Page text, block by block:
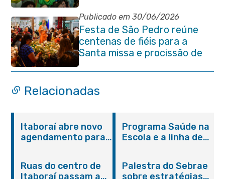
Publicado em 30/06/2026
Festa de São Pedro reúne
centenas de fiéis para a
Santa missa e procissão de
encerramento e shows
Relacionadas
Itaboraí abre novo
agendamento para
Programa Saúde na
Escola e a linha de
promovem
Ruas do centro de
Itaboraí passam a
Palestra do Sebrae
sobre estratégias